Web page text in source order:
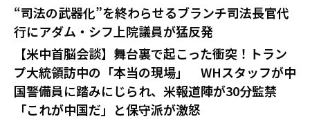
“司法の武器化”を終わらせるブランチ司法長官代
行にアダム・シフ上院議員が猛反発
【米中首脳会談】舞台裏で起こった衝突！トラン
プ大統領訪中の「本当の現場」 WHスタッフが中
国警備員に踏みにじられ、米報道陣が30分監禁
「これが中国だ」と保守派が激怒